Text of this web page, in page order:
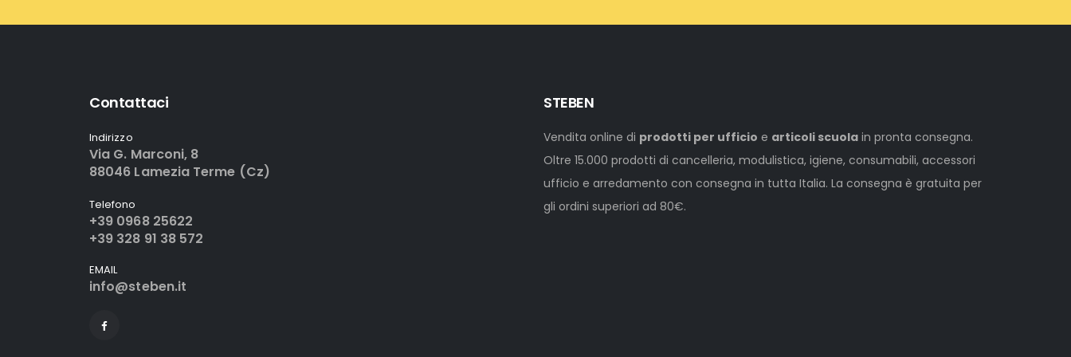
Contattaci
Indirizzo
Via G. Marconi, 8
88046 Lamezia Terme (Cz)
Telefono
+39 0968 25622
+39 328 91 38 572
EMAIL
info@steben.it
STEBEN
Vendita online di prodotti per ufficio e articoli scuola in pronta consegna.
Oltre 15.000 prodotti di cancelleria, modulistica, igiene, consumabili, accessori
ufficio e arredamento con consegna in tutta Italia. La consegna è gratuita per
gli ordini superiori ad 80€.